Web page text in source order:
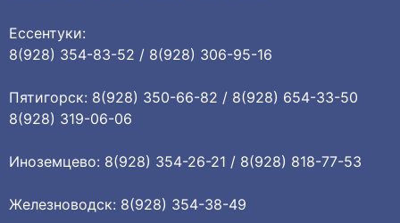
Ессентуки:
8(928) 354-83-52 / 8(928) 306-95-16
Пятигорск: 8(928) 350-66-82 / 8(928) 654-33-50
8(928) 319-06-06
Иноземцево: 8(928) 354-26-21 / 8(928) 818-77-53
Железноводск: 8(928) 354-38-49